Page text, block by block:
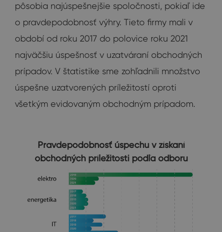
pôsobia najúspešnejšie spoločnosti, pokiaľ ide
o pravdepodobnosť výhry. Tieto firmy mali v
období od roku 2017 do polovice roku 2021
najväčšiu úspešnosť v uzatváraní obchodných
prípadov. V štatistike sme zohľadnili množstvo
úspešne uzatvorených príležitostí oproti
všetkým evidovaným obchodným prípadom.
Pravdepodobnosť úspechu v získaní
obchodných príležitosti podľa odboru